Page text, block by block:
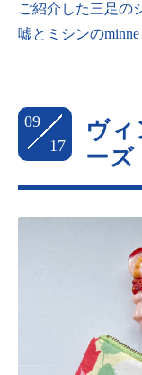
ご紹介した三足の
嘘とミシンの
09
17
ヴ
ーズ